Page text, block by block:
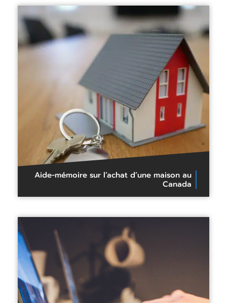
Aide-mémoire sur l’achat d’une maison au
Canada